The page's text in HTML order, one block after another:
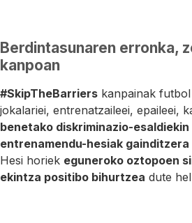
Berdintasunaren erronka,
kanpoan
#SkipTheBarriers kanpainak
jokalariei, entrenatzaileei, epaileei,
benetako diskriminazio-esaldiekin
entrenamendu-hesiak gainditzera
Hesi horiek eguneroko oztopoen
ekintza positibo bihurtzea dute